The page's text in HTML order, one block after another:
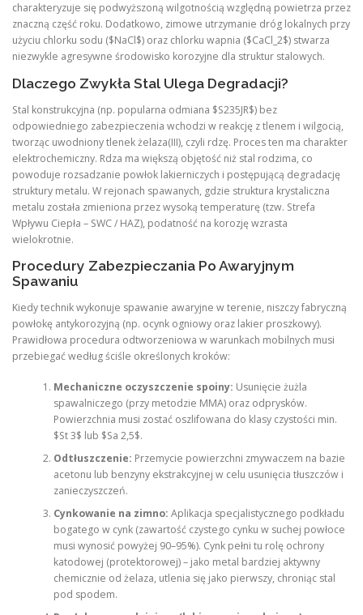
charakteryzuje się podwyższoną wilgotnością względną powietrza przez
znaczną część roku. Dodatkowo, zimowe utrzymanie dróg lokalnych przy
użyciu chlorku sodu ($NaCl$) oraz chlorku wapnia ($CaCl_2$) stwarza
niezwykle agresywne środowisko korozyjne dla struktur stalowych.
Dlaczego Zwykła Stal Ulega Degradacji?
Stal konstrukcyjna (np. popularna odmiana $S235JR$) bez
odpowiedniego zabezpieczenia wchodzi w reakcję z tlenem i wilgocią,
tworząc uwodniony tlenek żelaza(III), czyli rdzę. Proces ten ma charakter
elektrochemiczny. Rdza ma większą objętość niż stal rodzima, co
powoduje rozsadzanie powłok lakierniczych i postępującą degradację
struktury metalu. W rejonach spawanych, gdzie struktura krystaliczna
metalu została zmieniona przez wysoką temperaturę (tzw. Strefa
Wpływu Ciepła – SWC / HAZ), podatność na korozję wzrasta
wielokrotnie.
Procedury Zabezpieczania Po Awaryjnym
Spawaniu
Kiedy technik wykonuje spawanie awaryjne w terenie, niszczy fabryczną
powłokę antykorozyjną (np. ocynk ogniowy oraz lakier proszkowy).
Prawidłowa procedura odtworzeniowa w warunkach mobilnych musi
przebiegać według ściśle określonych kroków:
Mechaniczne oczyszczenie spoiny: Usunięcie żużla
spawalniczego (przy metodzie MMA) oraz odprysków.
Powierzchnia musi zostać oszlifowana do klasy czystości min.
$St 3$ lub $Sa 2,5$.
Odtłuszczenie: Przemycie powierzchni zmywaczem na bazie
acetonu lub benzyny ekstrakcyjnej w celu usunięcia tłuszczów i
zanieczyszczeń.
Cynkowanie na zimno: Aplikacja specjalistycznego podkładu
bogatego w cynk (zawartość czystego cynku w suchej powłoce
musi wynosić powyżej 90–95%). Cynk pełni tu rolę ochrony
katodowej (protektorowej) – jako metal bardziej aktywny
chemicznie od żelaza, utlenia się jako pierwszy, chroniąc stal
pod spodem.